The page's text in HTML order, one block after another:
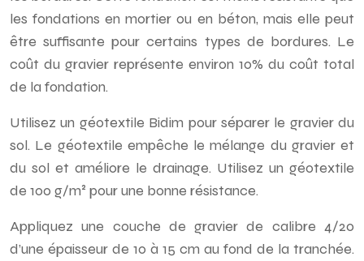
les fondations en mortier ou en béton, mais elle peut
être suffisante pour certains types de bordures. Le
coût du gravier représente environ 10% du coût total
de la fondation.
Utilisez un géotextile Bidim pour séparer le gravier du
sol. Le géotextile empêche le mélange du gravier et
du sol et améliore le drainage. Utilisez un géotextile
de 100 g/m² pour une bonne résistance.
Appliquez une couche de gravier de calibre 4/20
d’une épaisseur de 10 à 15 cm au fond de la tranchée.